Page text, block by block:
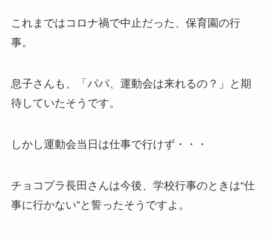
これまではコロナ禍で中止だった、保育園の行
事。
息子さんも、「パパ、運動会は来れるの？」と期
待していたそうです。
しかし運動会当日は仕事で行けず・・・
チョコプラ長田さんは今後、学校行事のときは“仕
事に行かない”と誓ったそうですよ。